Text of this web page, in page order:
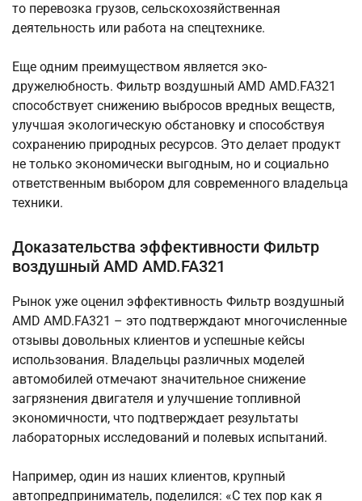
то перевозка грузов, сельскохозяйственная
деятельность или работа на спецтехнике.
Еще одним преимуществом является эко-
дружелюбность. Фильтр воздушный AMD AMD.FA321
способствует снижению выбросов вредных веществ,
улучшая экологическую обстановку и способствуя
сохранению природных ресурсов. Это делает продукт
не только экономически выгодным, но и социально
ответственным выбором для современного владельца
техники.
Доказательства эффективности Фильтр
воздушный AMD AMD.FA321
Рынок уже оценил эффективность Фильтр воздушный
AMD AMD.FA321 – это подтверждают многочисленные
отзывы довольных клиентов и успешные кейсы
использования. Владельцы различных моделей
автомобилей отмечают значительное снижение
загрязнения двигателя и улучшение топливной
экономичности, что подтверждает результаты
лабораторных исследований и полевых испытаний.
Например, один из наших клиентов, крупный
автопредприниматель, поделился: «С тех пор как я